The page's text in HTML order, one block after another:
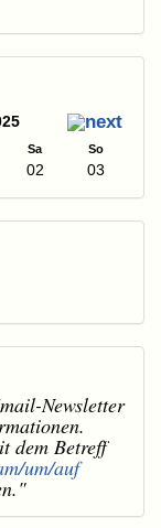
Sa So
02 03
Newsletter
dem Betreff
um/auf